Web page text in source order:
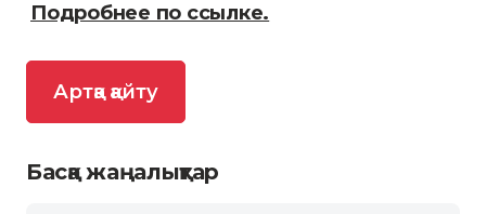
Подробнее по ссылке.
Артқа қайту
Басқа жаңалықтар